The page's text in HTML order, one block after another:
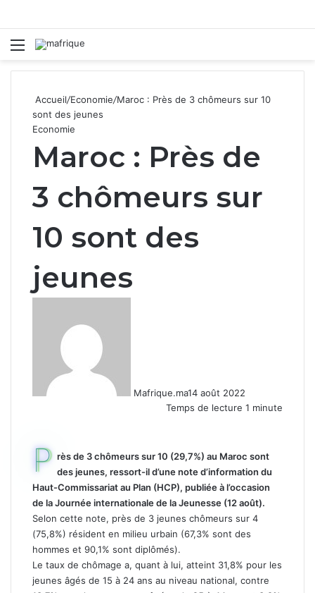
Menu
Accueil/Economie/Maroc : Près de 3 chômeurs sur 10
sont des jeunes
Economie
Maroc : Près de
3 chômeurs sur
10 sont des
jeunes
Mafrique.ma14 août 2022
Temps de lecture 1 minute
P rès de 3 chômeurs sur 10 (29,7%) au Maroc sont
des jeunes, ressort-il d’une note d’information du
Haut-Commissariat au Plan (HCP), publiée à l’occasion
de la Journée internationale de la Jeunesse (12 août).
Selon cette note, près de 3 jeunes chômeurs sur 4
(75,8%) résident en milieu urbain (67,3% sont des
hommes et 90,1% sont diplômés).
Le taux de chômage a, quant à lui, atteint 31,8% pour les
jeunes âgés de 15 à 24 ans au niveau national, contre